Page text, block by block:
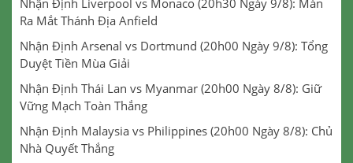
Ra Mắt Thánh Địa Anfield
Nhận Định Arsenal vs Dortmund (20h00 Ngày 9/8): Tổng
Duyệt Tiền Mùa Giải
Nhận Định Thái Lan vs Myanmar (20h00 Ngày 8/8): Giữ
Vững Mạch Toàn Thắng
Nhận Định Malaysia vs Philippines (20h00 Ngày 8/8): Chủ
Nhà Quyết Thắng